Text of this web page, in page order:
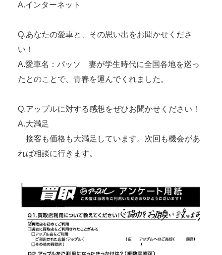
A.インターネット
Q.あなたの愛車と、その思い出をお聞かせくださ
い！
A.愛車名：パッソ 妻が学生時代に全国各地を巡っ
たとのことで、青春を運んでくれました。
Q.アップルに対する感想をぜひお聞かせください！
A.大満足
接客も価格も大満足しています。次回も機会があ
れば相談に行きます。